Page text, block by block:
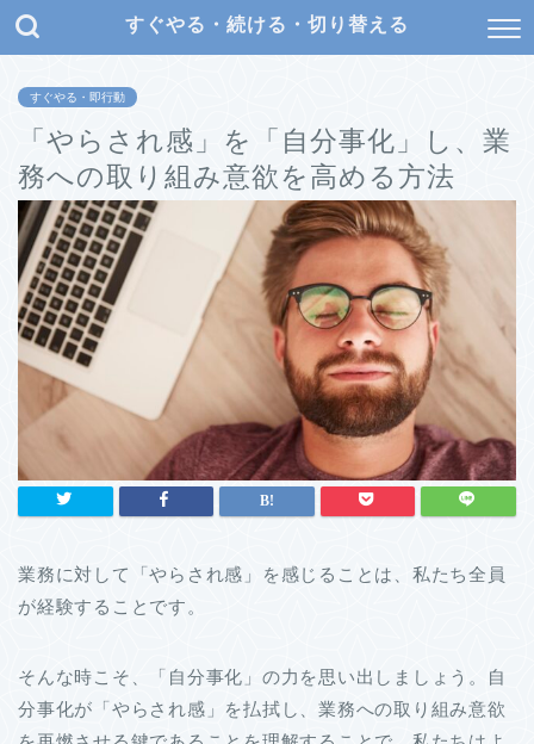
すぐやる・続ける・切り替える
すぐやる・即行動
「やらされ感」を「自分事化」し、業
務への取り組み意欲を高める方法
業務に対して「やらされ感」を感じることは、私たち全員
が経験することです。
そんな時こそ、「自分事化」の力を思い出しましょう。自
分事化が「やらされ感」を払拭し、業務への取り組み意欲